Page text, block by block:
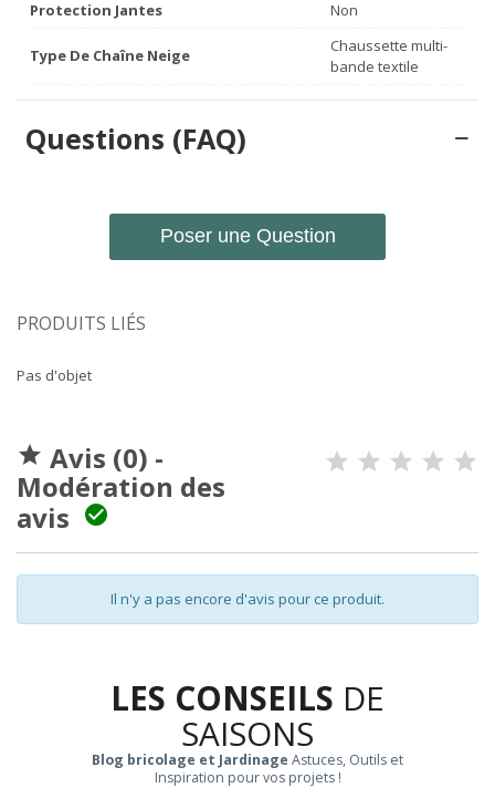
Protection Jantes Non
Type De Chaîne Neige
Chaussette multi-
bande textile
Questions (FAQ)
Poser une Question
PRODUITS LIÉS
Pas d'objet
 Avis (0) -
Modération des
avis

Il n'y a pas encore d'avis pour ce produit.
LES CONSEILS DE
SAISONS
Blog bricolage et Jardinage Astuces, Outils et
Inspiration pour vos projets !